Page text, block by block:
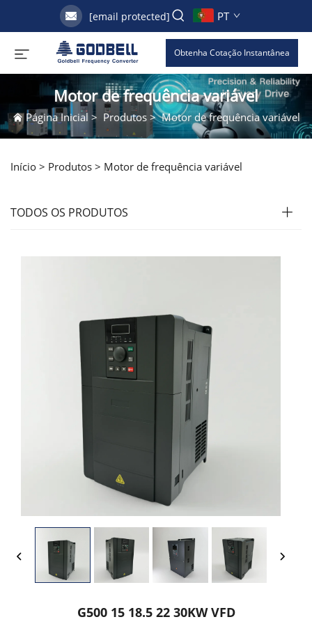
[email protected] PT
Obtenha Cotação Instantânea
Motor de frequência variável
Página Inicial> Produtos>Motor de frequência variável
Início > Produtos > Motor de frequência variável
TODOS OS PRODUTOS
G500 15 18.5 22 30KW VFD